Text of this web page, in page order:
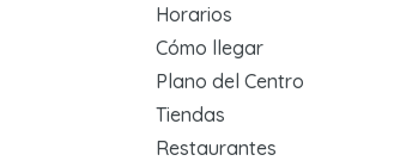
Horarios
Cómo llegar
Plano del Centro
Tiendas
Restaurantes